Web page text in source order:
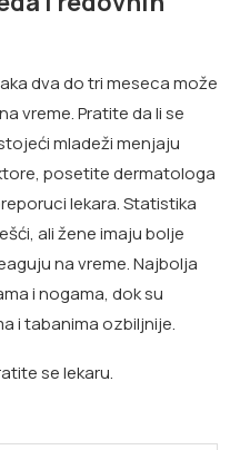
dva do tri meseca može
vreme. Pratite da li se
mladeži menjaju
posetite dermatologa
lekara. Statistika
ali žene imaju bolje
na vreme. Najbolja
i nogama, dok su
i tabanima ozbiljnije.
se lekaru.